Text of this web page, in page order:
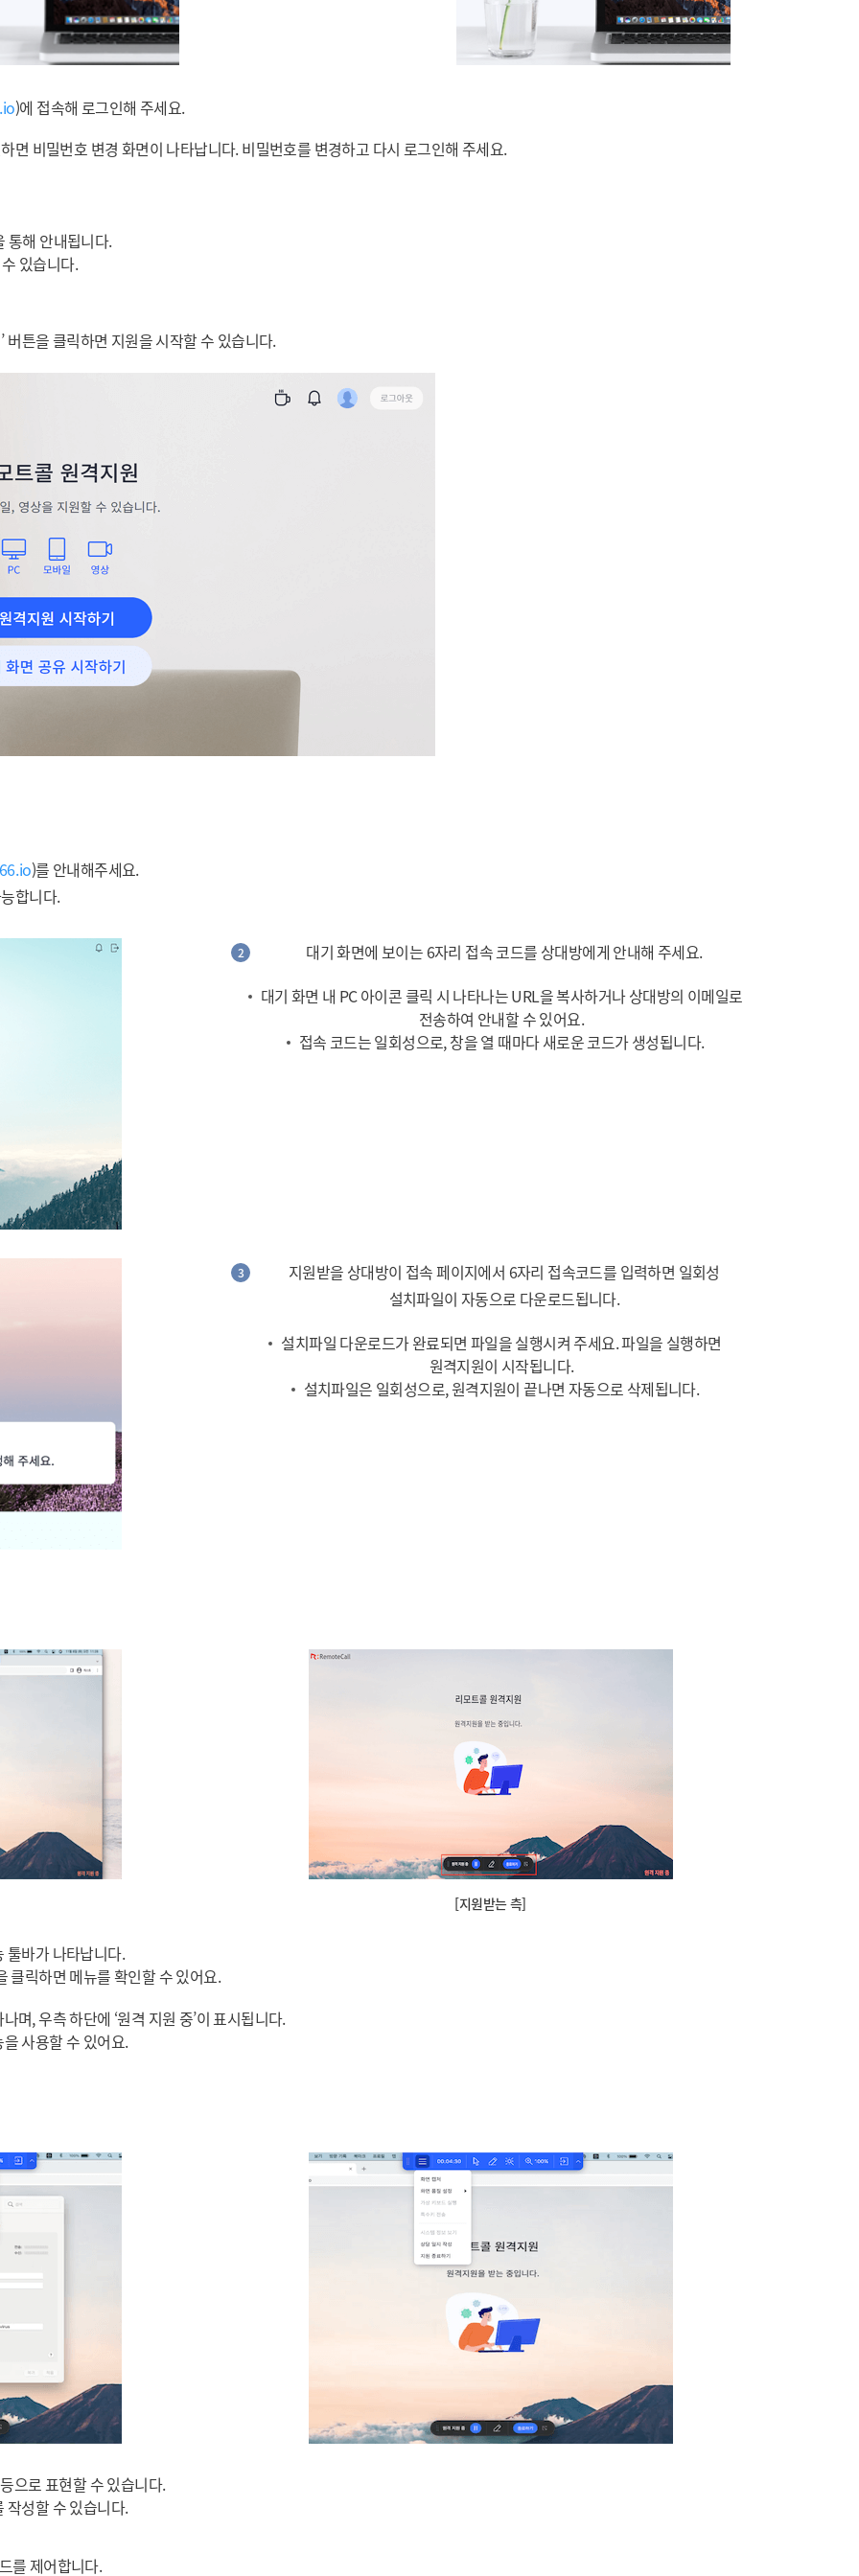
)에 접속해 로그인해 주세요.
면 비밀번호 변경 화면이 나타납니다. 비밀번호를 변경하고 다시 로그인해 주세요.
통해 안내됩니다.
있습니다.
버튼을 클릭하면 지원을 시작할 수 있습니다.
)를 안내해주세요.
합니다.
2
대기 화면에 보이는 6자리 접속 코드를 상대방에게 안내해 주세요.
대기 화면 내 PC 아이콘 클릭 시 나타나는 URL을 복사하거나 상대방의 이메일로
전송하여 안내할 수 있어요.
접속 코드는 일회성으로, 창을 열 때마다 새로운 코드가 생성됩니다.
3
지원받을 상대방이 접속 페이지에서 6자리 접속코드를 입력하면 일회성
설치파일이 자동으로 다운로드됩니다.
설치파일 다운로드가 완료되면 파일을 실행시켜 주세요. 파일을 실행하면
원격지원이 시작됩니다.
설치파일은 일회성으로, 원격지원이 끝나면 자동으로 삭제됩니다.
[지원받는 측]
툴바가 나타납니다.
클릭하면 메뉴를 확인할 수 있어요.
며, 우측 하단에 ‘원격 지원 중’이 표시됩니다.
사용할 수 있어요.
으로 표현할 수 있습니다.
작성할 수 있습니다.
를 제어합니다.